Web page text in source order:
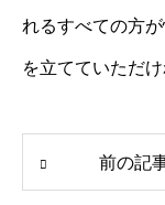
れるすべての方
を立てていただけ
前の記